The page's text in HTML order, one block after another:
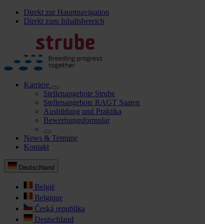
Direkt zur Hauptnavigation
Direkt zum Inhaltsbereich
Karriere
Stellenangebote Strube
Stellenangebote RAGT Saaten
Ausbildung und Praktika
Bewerbungsformular
News & Termine
Kontakt
Deutschland
België
Belgique
Česká republika
Deutschland